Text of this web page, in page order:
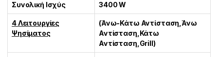
Συνολική Ισχύς 3400 W
4 Λειτουργίες
Ψησίματος
(Άνω-Κάτω Αντίσταση,Άνω
Αντίσταση,Κάτω
Αντίσταση,Grill)